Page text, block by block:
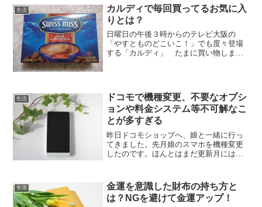
生活
カルディで毎回買ってるお気に入
りとは？
日曜日の午後３時からのテレビ大阪の
「やすとものどこいこ！」でも度々登場
する「カルディ」 たまに買い物しま
ヒーもとっても美味！ホッとしま...
生活
ドコモで機種変更、不要なオプシ
ョンや料金システム等不可解なこ
とが多すぎる
昨日ドコモショップへ、娘と一緒に行っ
てきました。先月娘のスマホを機種変更
したのです。ほんとはまだ更新月には早
たのですが、言葉巧みに(笑)乗せられ、そ
の日機種変更手続きを...
生活
金運を意識した財布の持ち方と
は？NGを避けて金運アップ！